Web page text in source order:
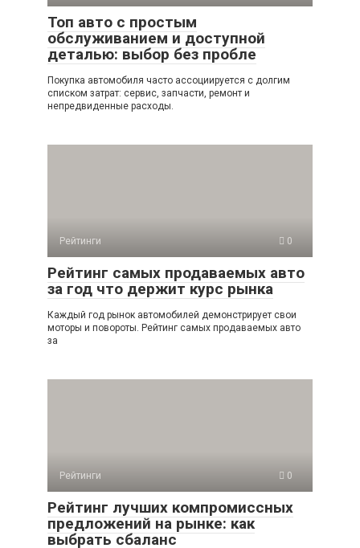
Топ авто с простым
обслуживанием и доступной
деталью: выбор без пробле
Покупка автомобиля часто ассоциируется с долгим
списком затрат: сервис, запчасти, ремонт и
непредвиденные расходы.
Рейтинги 0
Рейтинг самых продаваемых авто
за год что держит курс рынка
Каждый год рынок автомобилей демонстрирует свои
моторы и повороты. Рейтинг самых продаваемых авто
за
Рейтинги 0
Рейтинг лучших компромиссных
предложений на рынке: как
выбрать сбаланс